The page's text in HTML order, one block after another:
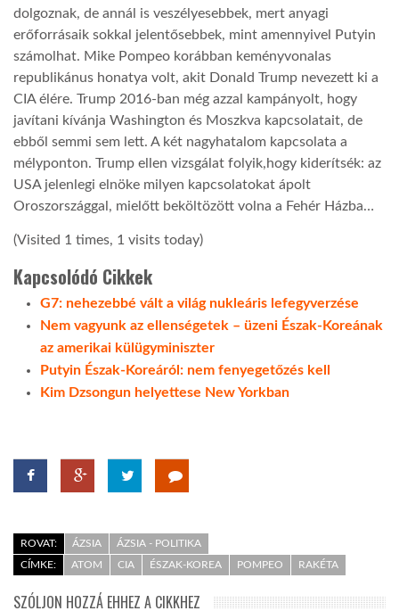
dolgoznak, de annál is veszélyesebbek, mert anyagi
erőforrásaik sokkal jelentősebbek, mint amennyivel Putyin
számolhat. Mike Pompeo korábban keményvonalas
republikánus honatya volt, akit Donald Trump nevezett ki a
CIA élére. Trump 2016-ban még azzal kampányolt, hogy
javítani kívánja Washington és Moszkva kapcsolatait, de
ebből semmi sem lett. A két nagyhatalom kapcsolata a
mélyponton. Trump ellen vizsgálat folyik,hogy kiderítsék: az
USA jelenlegi elnöke milyen kapcsolatokat ápolt
Oroszországgal, mielőtt beköltözött volna a Fehér Házba…
(Visited 1 times, 1 visits today)
Kapcsolódó Cikkek
G7: nehezebbé vált a világ nukleáris lefegyverzése
Nem vagyunk az ellenségetek – üzeni Észak-Koreának
az amerikai külügyminiszter
Putyin Észak-Koreáról: nem fenyegetőzés kell
Kim Dzsongun helyettese New Yorkban
ROVAT: ÁZSIA
ÁZSIA - POLITIKA
CÍMKE:
ATOM CIA ÉSZAK-KOREA POMPEO RAKÉTA
SZÓLJON HOZZÁ EHHEZ A CIKKHEZ